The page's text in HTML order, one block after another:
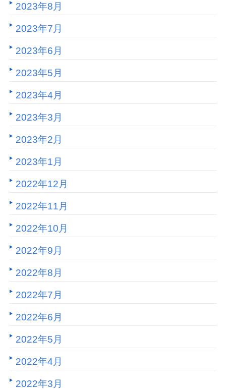
2023年8月
2023年7月
2023年6月
2023年5月
2023年4月
2023年3月
2023年2月
2023年1月
2022年12月
2022年11月
2022年10月
2022年9月
2022年8月
2022年7月
2022年6月
2022年5月
2022年4月
2022年3月